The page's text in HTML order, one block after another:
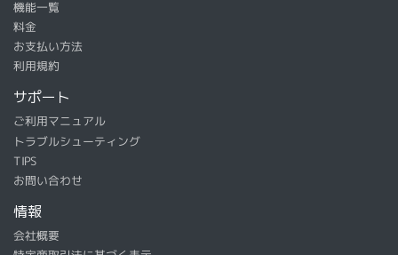
機能一覧
料金
お支払い方法
利用規約
サポート
ご利用マニュアル
トラブルシューティング
TIPS
お問い合わせ
情報
会社概要